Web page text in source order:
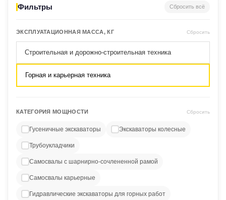
Фильтры Сбросить всё
ЭКСПЛУАТАЦИОННАЯ МАССА, КГ Сбросить
Строительная и дорожно-строительная техника
Горная и карьерная техника
КАТЕГОРИЯ МОЩНОСТИ Сбросить
Гусеничные экскаваторы Экскаваторы колесные
Трубоукладчики
Самосвалы с шарнирно-сочлененной рамой
Самосвалы карьерные
Гидравлические экскаваторы для горных работ